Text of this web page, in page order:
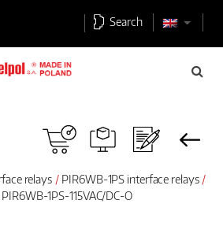
Search
relays
PIR6WB-1PS interface relays
1PS-115VAC/DC-O